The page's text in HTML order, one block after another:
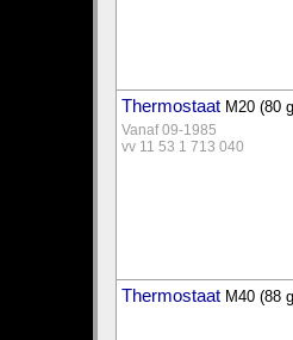
Thermostaat M20 (80
Vanaf 09-1985
vv 11 53 1 713 040
Thermostaat M40 (88